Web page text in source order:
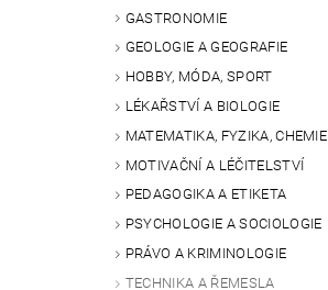
GASTRONOMIE
GEOLOGIE A GEOGRAFIE
HOBBY, MÓDA, SPORT
LÉKAŘSTVÍ A BIOLOGIE
MATEMATIKA, FYZIKA, CHEMIE
MOTIVAČNÍ A LÉČITELSTVÍ
PEDAGOGIKA A ETIKETA
PSYCHOLOGIE A SOCIOLOGIE
PRÁVO A KRIMINOLOGIE
TECHNIKA A ŘEMESLA